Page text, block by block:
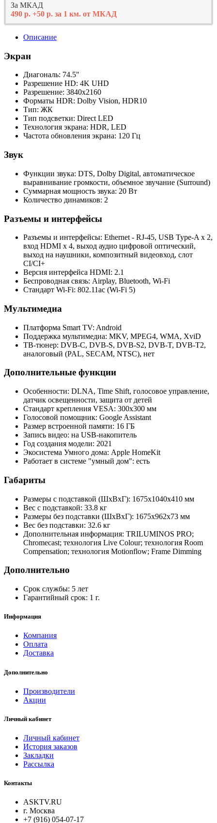
За МКАД
490 р. +50 р. за 1 км. от МКАД
Описание
Экран
Диагональ: 74.5"
Разрешение HD: 4K UHD
Разрешение: 3840x2160
Форматы HDR: Dolby Vision, HDR10
Тип: ЖК
Тип подсветки: Direct LED
Технология экрана: HDR, LED
Частота обновления экрана: 120 Гц
Звук
Функции звука: DTS, Dolby Digital, автоматическое
выравнивание громкости, объемное звучание (Surround)
Суммарная мощность звука: 20 Вт
Количество динамиков: 2
Разъемы и интерфейсы
Разъемы и интерфейсы: Ethernet - RJ-45, USB Type-A x 2,
вход HDMI x 4, выход аудио цифровой оптический,
выход на наушники, композитный видеовход, слот
CI/CI+
Версия интерфейса HDMI: 2.1
Беспроводная связь: Airplay, Bluetooth, Wi-Fi
Стандарт Wi-Fi: 802.11ac (Wi-Fi 5)
Мультимедиа
Платформа Smart TV: Android
Поддержка мультимедиа: MKV, MPEG4, WMA, XviD
ТВ-тюнер: DVB-C, DVB-S, DVB-S2, DVB-T, DVB-T2,
аналоговый (PAL, SECAM, NTSC), нет
Дополнительные функции
Особенности: DLNA, Time Shift, голосовое управление,
датчик освещенности, защита от детей
Стандарт крепления VESA: 300x300 мм
Голосовой помощник: Google Assistant
Размер встроенной памяти: 16 ГБ
Запись видео: на USB-накопитель
Год создания модели: 2021
Экосистема Умного дома: Apple HomeKit
Работает в системе "умный дом": есть
Габариты
Размеры с подставкой (ШxВxГ): 1675x1040x410 мм
Вес с подставкой: 33.8 кг
Размеры без подставки (ШxВxГ): 1675x962x73 мм
Вес без подставки: 32.6 кг
Дополнительная информация: TRILUMINOS PRO;
Chromecast; технология Live Colour; технология Room
Compensation; технология Motionflow; Frame Dimming
Дополнительно
Срок службы: 5 лет
Гарантийный срок: 1 г.
Информация
Компания
Оплата
Доставка
Дополнительно
Производители
Акции
Личный кабинет
Личный кабинет
История заказов
Закладки
Рассылка
Контакты
ASKTV.RU
г. Москва
+7 (916) 054-07-17